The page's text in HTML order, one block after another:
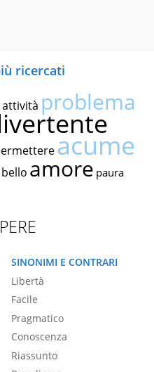
ricercati
attività problema
acume
bello amore paura
SINONIMI E CONTRARI
Libertà
Facile
Pragmatico
Conoscenza
Riassunto